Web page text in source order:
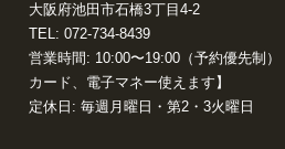
大阪府池田市石橋3丁目4-2
TEL: 072-734-8439
営業時間: 10:00〜19:00（予約優先制
カード、電子マネー使えます】
定休日: 毎週月曜日・第2・3火曜日